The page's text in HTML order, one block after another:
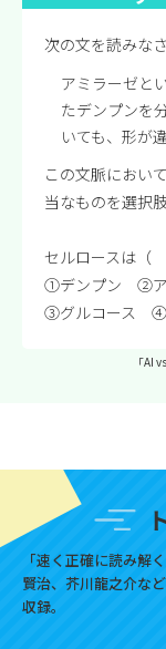
次の文を読みなさ
アミラーゼと
たデンプンを
いても、形が
この文脈におい
当なものを選択
セルロースは
①デンプン ②
③グルコース ④
「AI
「速く正確に読み解
賢治、芥川龍之介な
収録。